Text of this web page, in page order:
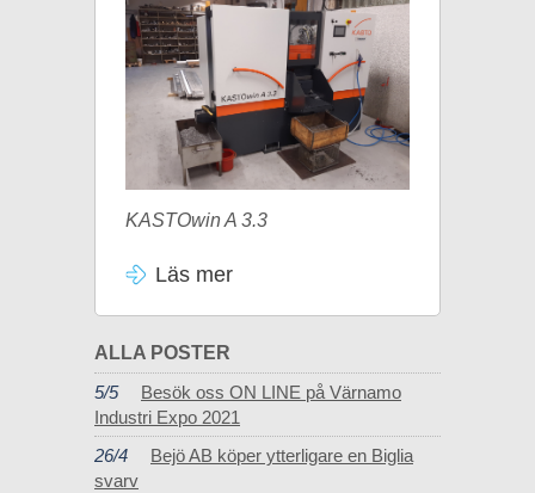
KASTOwin A 3.3
Läs mer
ALLA POSTER
5/5
Besök oss ON LINE på Värnamo
Industri Expo 2021
26/4
Bejö AB köper ytterligare en Biglia
svarv